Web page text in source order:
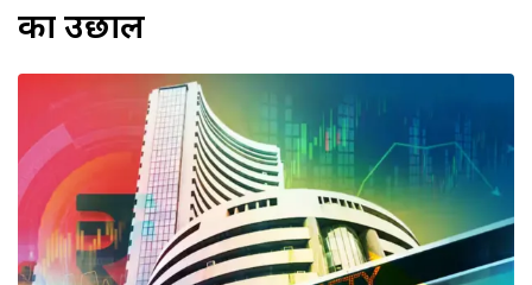
का उछाल